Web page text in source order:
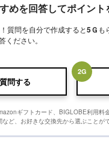
めを回答してポイント
！質問を自分で作成すると5Ｇ も
ください。
質問する
2G
ギフトカード、BIGLOBE利用料
など、お好きな交換先から選ぶことが